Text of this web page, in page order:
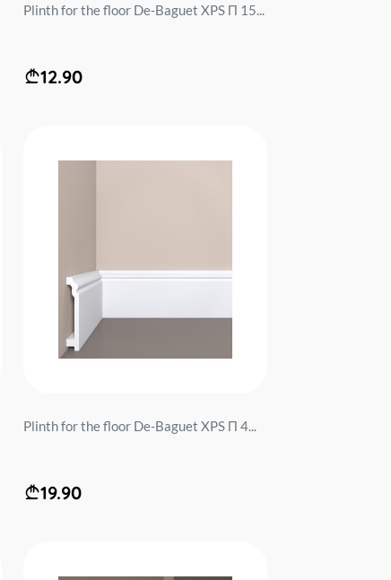
Plinth for the floor De-Baguet XPS П 15...
12.90
Plinth for the floor De-Baguet XPS П 4...
19.90